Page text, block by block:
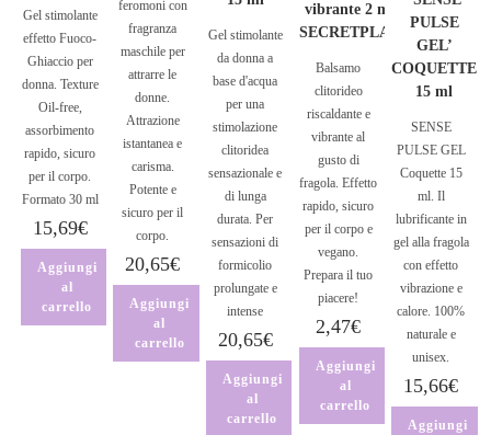
Gel stimolante
effetto Fuoco-
Ghiaccio per
donna. Texture
Oil-free,
assorbimento
rapido, sicuro
per il corpo.
Formato 30 ml
15,69€
Aggiungi
al
carrello
feromoni con
fragranza
maschile per
attrarre le
donne.
Attrazione
istantanea e
carisma.
Potente e
sicuro per il
corpo.
20,65€
Aggiungi
al
carrello
Gel stimolante
da donna a
base d'acqua
per una
stimolazione
clitoridea
sensazionale e
di lunga
durata. Per
sensazioni di
formicolio
prolungate e
intense
20,65€
Aggiungi
al
carrello
vibrante 2 ml
SECRETPLAY
Balsamo
clitorideo
riscaldante e
vibrante al
gusto di
fragola. Effetto
rapido, sicuro
per il corpo e
vegano.
Prepara il tuo
piacere!
2,47€
Aggiungi
al
carrello
PULSE
GEL’
COQUETTE
15 ml
SENSE
PULSE GEL
Coquette 15
ml. Il
lubrificante in
gel alla fragola
con effetto
vibrazione e
calore. 100%
naturale e
unisex.
15,66€
Aggiungi